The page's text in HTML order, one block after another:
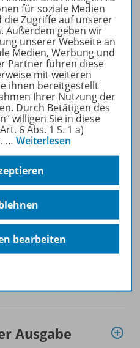
und Materialien
im Online-Archiv von
kostenlos
und
werden (nur
oder gleich zum
abonnieren!
ABO-ANGEBOTEN
Ausgabe
für soziale Medien
Zugriffe auf unserer
Außerdem geben wir
unserer Webseite an
Medien, Werbung und
Partner führen diese
mit weiteren
ihnen bereitgestellt
Ihrer Nutzung der
Durch Betätigen des
willigen Sie in diese
6 Abs. 1 S. 1 a)
… Weiterlesen
bearbeiten